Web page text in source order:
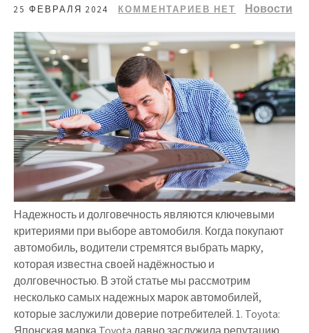
25 ФЕВРАЛЯ 2024 КОММЕНТАРИЕВ НЕТ Новости
Надежность и долговечность являются ключевыми
критериями при выборе автомобиля. Когда покупают
автомобиль, водители стремятся выбрать марку,
которая известна своей надёжностью и
долговечностью. В этой статье мы рассмотрим
несколько самых надежных марок автомобилей,
которые заслужили доверие потребителей. 1. Toyota: